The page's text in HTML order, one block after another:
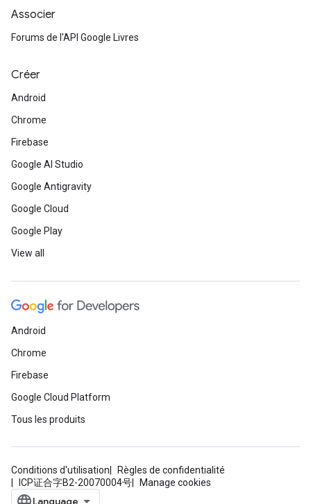
Associer
Forums de l'API Google Livres
Créer
Android
Chrome
Firebase
Google AI Studio
Google Antigravity
Google Cloud
Google Play
View all
Android
Chrome
Firebase
Google Cloud Platform
Tous les produits
Conditions d'utilisation
Règles de confidentialité
ICP证合字B2-20070004号
Manage cookies